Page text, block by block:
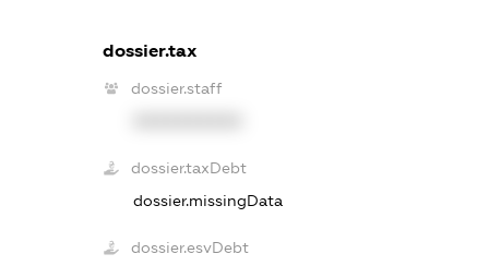
dossier.tax
dossier.staff
dossier.taxDebt
dossier.missingData
dossier.esvDebt